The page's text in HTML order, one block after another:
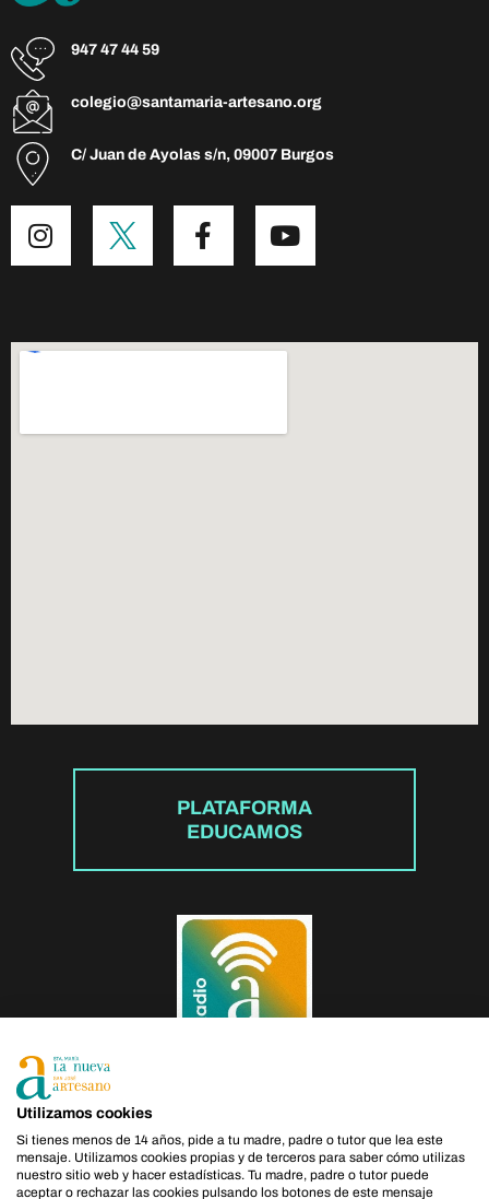
947 47 44 59
colegio@santamaria-artesano.org
C/ Juan de Ayolas s/n, 09007 Burgos
PLATAFORMA
EDUCAMOS
Política de Privacidad|Política de Cookies|Aviso Legal
Utilizamos cookies
Si tienes menos de 14 años, pide a tu madre, padre o tutor que lea este
mensaje. Utilizamos cookies propias y de terceros para saber cómo utilizas
nuestro sitio web y hacer estadísticas. Tu madre, padre o tutor puede
aceptar o rechazar las cookies pulsando los botones de este mensaje